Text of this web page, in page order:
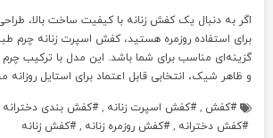
اگر به دنبال یک کفش زنانه با کیفیت ساخت بالا،
گزینه‌ای مناسب برای شما باشد. این مدل با ترکیب چرم
و ظاهر شیک، انتخابی قابل اعتماد برای استایل
کفش , کفش اسپرت زنانه , کفش بندی دخترانه
کفش دخترانه , کفش روزمره زنانه , کفش زنانه